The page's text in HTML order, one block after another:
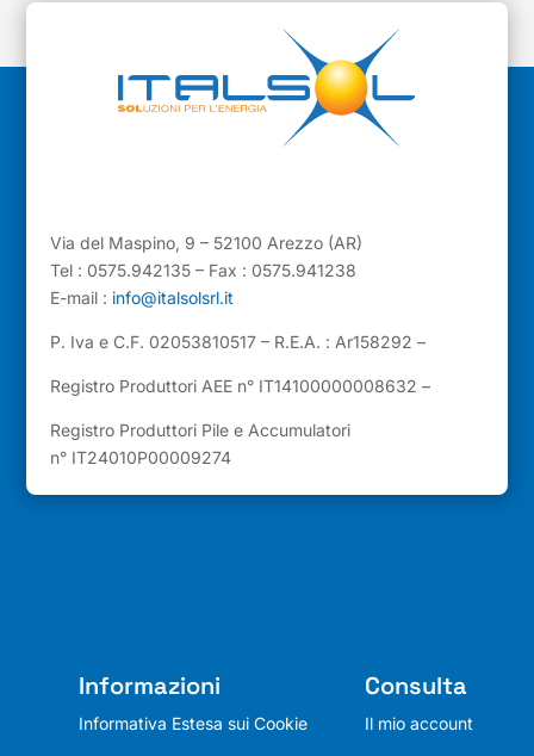
Via del Maspino, 9 – 52100 Arezzo (AR)
Tel : 0575.942135 – Fax : 0575.941238
E-mail : info@italsolsrl.it
P. Iva e C.F. 02053810517 – R.E.A. : Ar158292 –
Registro Produttori AEE n° IT14100000008632 –
Registro Produttori Pile e Accumulatori
n° IT24010P00009274
Informazioni
Informativa Estesa sui Cookie
Consulta
Il mio account